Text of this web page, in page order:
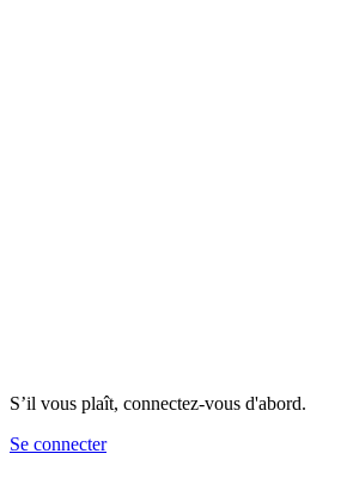
S’il vous plaît, connectez-vous d'abord.
Se connecter